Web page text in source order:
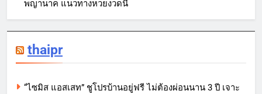
พญานาค แนวทางหวยงวดนี้
thaipr
“ไซมิส แอสเสท” ชูโปรบ้านอยู่ฟรี ไม่ต้องผ่อนนาน 3 ปี เจาะ